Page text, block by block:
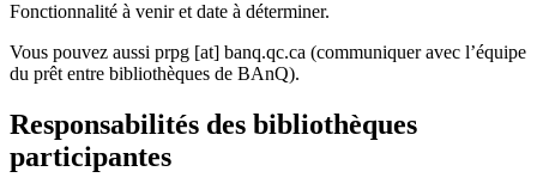
Fonctionnalité à venir et date à déterminer.
Vous pouvez aussi prpg [at] banq.qc.ca (communiquer avec l’équipe
du prêt entre bibliothèques de BAnQ).
Responsabilités des bibliothèques
participantes